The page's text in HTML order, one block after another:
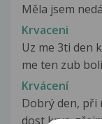
Měla jsem
Krvaceni
Uz me 3ti den
me ten zub
Krvácení
Dobrý den, při
dost krve.